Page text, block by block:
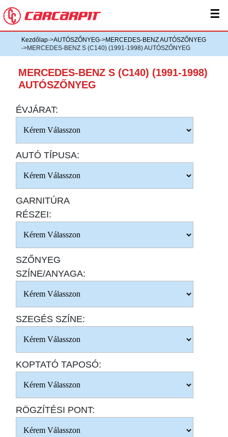
☰
Kezdőlap->AUTÓSZŐNYEG->MERCEDES-BENZ AUTÓSZŐNYEG
->MERCEDES-BENZ S (C140) (1991-1998) AUTÓSZŐNYEG
MERCEDES-BENZ S (C140) (1991-1998)
AUTÓSZŐNYEG
ÉVJÁRAT:
AUTÓ TÍPUSA:
GARNITÚRA
RÉSZEI:
SZŐNYEG
SZÍNE/ANYAGA:
SZEGÉS SZÍNE:
KOPTATÓ TAPOSÓ:
RÖGZÍTÉSI PONT: